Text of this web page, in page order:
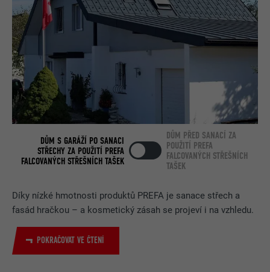
Díky nízké hmotnosti produktů PREFA je sanace střech a
fasád hračkou – a kosmetický zásah se projeví i na vzhledu.
POKRAČOVAT VE ČTENÍ
DŮM S GARÁŽÍ PO SANACI
STŘECHY ZA POUŽITÍ PREFA
FALCOVANÝCH STŘEŠNÍCH TAŠEK
DŮM PŘED SANACÍ ZA
POUŽITÍ PREFA
FALCOVANÝCH STŘEŠNÍCH
TAŠEK